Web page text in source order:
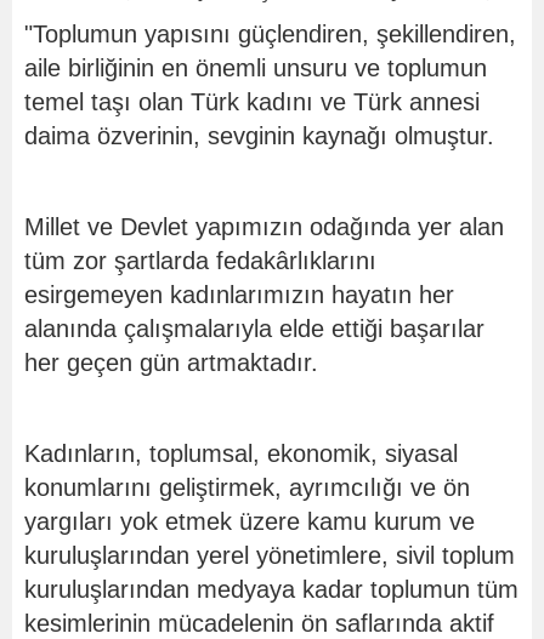
"Toplumun yapısını güçlendiren, şekillendiren,
aile birliğinin en önemli unsuru ve toplumun
temel taşı olan Türk kadını ve Türk annesi
daima özverinin, sevginin kaynağı olmuştur.
Millet ve Devlet yapımızın odağında yer alan
tüm zor şartlarda fedakârlıklarını
esirgemeyen kadınlarımızın hayatın her
alanında çalışmalarıyla elde ettiği başarılar
her geçen gün artmaktadır.
Kadınların, toplumsal, ekonomik, siyasal
konumlarını geliştirmek, ayrımcılığı ve ön
yargıları yok etmek üzere kamu kurum ve
kuruluşlarından yerel yönetimlere, sivil toplum
kuruluşlarından medyaya kadar toplumun tüm
kesimlerinin mücadelenin ön saflarında aktif